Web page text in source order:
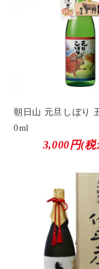
朝日山 元旦しぼり
0ml
3,000円(税